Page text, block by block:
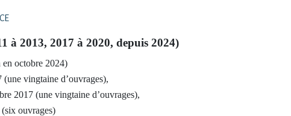
à 2013, 2017 à 2020, depuis 2024)
en octobre 2024)
vingtaine d’ouvrages),
2017 (une vingtaine d’ouvrages),
ouvrages)